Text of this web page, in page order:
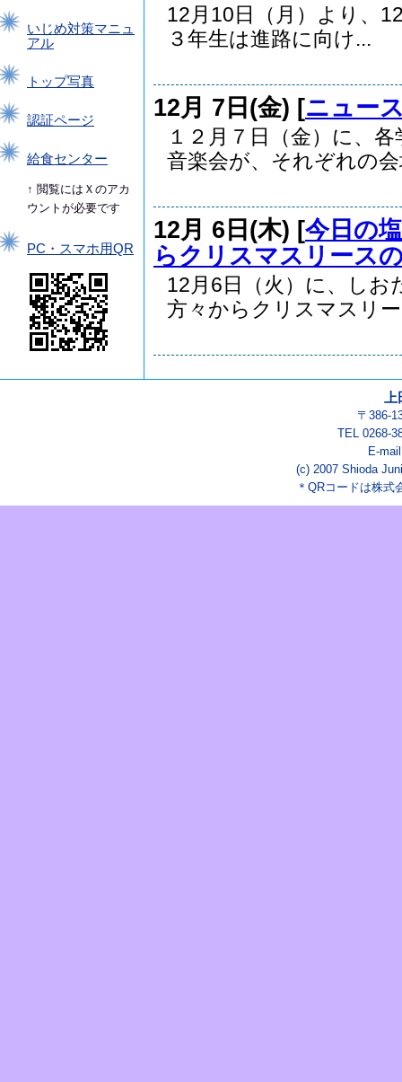
いじめ対策マニュ
アル
トップ写真
認証ページ
給食センター
↑ 閲覧にはＸのアカ
ウントが必要です
PC・スマホ用QR
12月10日（月）より、
３年生は進路に向け...
12月 7日(金) [ニュー
１２月７日（金）に、
音楽会が、それぞれの
12月 6日(木) [今日の
らクリスマスリース
12月6日（火）に、しお
方々からクリスマスリ
〒386-
TEL 0268-
E-
(c) 2007 Shioda
＊QRコードは株式